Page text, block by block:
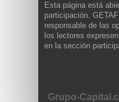
Esta página está
participación.
responsable de las
los lectores
en la sección
Grupo-